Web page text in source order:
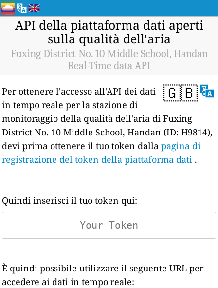
API della piattaforma dati aperti
sulla qualità dell'aria
Fuxing District No. 10 Middle School, Handan
Real-Time data API
🇬🇧
Per ottenere l'accesso all'API dei dati
in tempo reale per la stazione di
monitoraggio della qualità dell'aria di Fuxing
District No. 10 Middle School, Handan (ID: H9814),
devi prima ottenere il tuo token dallapagina di
registrazione del token della piattaforma dati .
Quindi inserisci il tuo token qui:
È quindi possibile utilizzare il seguente URL per
accedere ai dati in tempo reale: